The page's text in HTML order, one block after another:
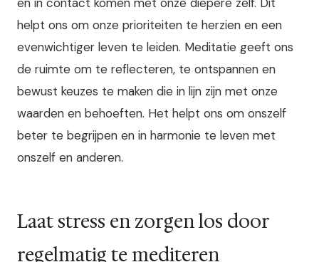
helpt ons om onze prioriteiten te herzien en een
evenwichtiger leven te leiden. Meditatie geeft ons
de ruimte om te reflecteren, te ontspannen en
bewust keuzes te maken die in lijn zijn met onze
waarden en behoeften. Het helpt ons om onszelf
beter te begrijpen en in harmonie te leven met
onszelf en anderen.
Laat stress en zorgen los door
regelmatig te mediteren